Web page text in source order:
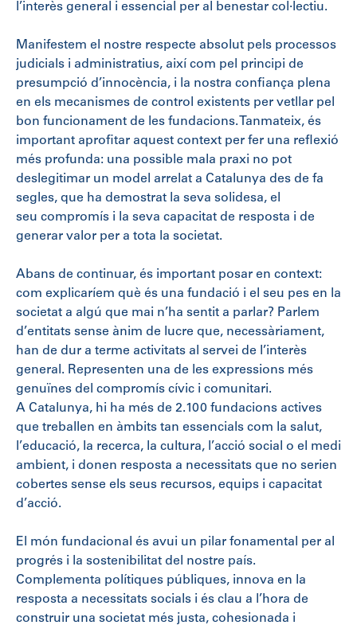
l’interès general i essencial per al benestar col·lectiu.
Manifestem el nostre respecte absolut pels processos
judicials i administratius, així com pel principi de
presumpció d’innocència, i la nostra confiança plena
en els mecanismes de control existents per vetllar pel
bon funcionament de les fundacions. Tanmateix, és
important aprofitar aquest context per fer una reflexió
més profunda: una possible mala praxi no pot
deslegitimar un model arrelat a Catalunya des de fa
segles, que ha demostrat la seva solidesa, el
seu compromís i la seva capacitat de resposta i de
generar valor per a tota la societat.
Abans de continuar, és important posar en context:
com explicaríem què és una fundació i el seu pes en la
societat a algú que mai n’ha sentit a parlar? Parlem
d’entitats sense ànim de lucre que, necessàriament,
han de dur a terme activitats al servei de l’interès
general. Representen una de les expressions més
genuïnes del compromís cívic i comunitari.
A Catalunya, hi ha més de 2.100 fundacions actives
que treballen en àmbits tan essencials com la salut,
l’educació, la recerca, la cultura, l’acció social o el medi
ambient, i donen resposta a necessitats que no serien
cobertes sense els seus recursos, equips i capacitat
d’acció.
El món fundacional és avui un pilar fonamental per al
progrés i la sostenibilitat del nostre país.
Complementa polítiques públiques, innova en la
resposta a necessitats socials i és clau a l’hora de
construir una societat més justa, cohesionada i